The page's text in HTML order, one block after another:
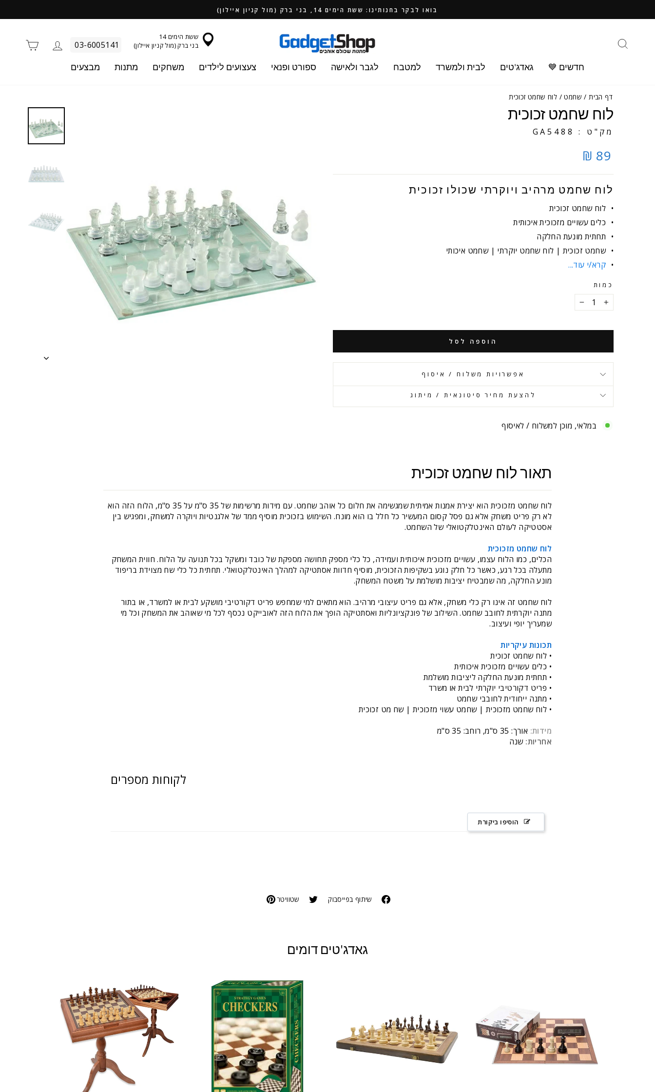
בואו לבקר בחנותינו: ששת הימים 14, בני ברק (מול קניון איילון)
ששת הימים 14
בני ברק (מול קניון איילון)
03-6005141 התחברות
חדשים 💙 גאדג'טים לבית ולמשרד למטבח לגבר ולאישה ספורט ופנאי צעצועים לילדים משחקים מתנות מבצעים
דף הבית/ שחמט / לוח שחמט זכוכית
לוח שחמט זכוכית
מק"ט : GA5488
89 ₪
לוח שחמט מרהיב ויוקרתי שכולו זכוכית
לוח שחמט זכוכית
כלים עשויים מזכוכית איכותית
תחתית מונעת החלקה
שחמט זכוכית | לוח שחמט יוקרתי | שחמט איכותי
קרא/י עוד...
כמות
− +
הוספה לסל
אפשרויות משלוח / איסוף
להצעת מחיר סיטונאית / מיתוג
במלאי, מוכן למשלוח / לאיסוף
תאור לוח שחמט זכוכית
לוח שחמט מזכוכית הוא יצירת אמנות אמיתית שמגשימה את חלום כל אוהב שחמט. עם מידות מרשימות של 35 ס"מ על 35 ס"מ, הלוח הזה הוא
לא רק פריט משחק אלא גם פסל קסום המעשיר כל חלל בו הוא מונח. השימוש בזכוכית מוסיף ממד של אלגנטיות ויוקרה למשחק, ומפגיש בין
אסטטיקה לעולם האינטלקטואלי של השחמט.
לוח שחמט מזכוכית
הכלים, כמו הלוח עצמו, עשויים מזכוכית איכותית ועמידה, כל כלי מספק תחושה מספקת של כובד ומשקל בכל תנועה על הלוח. חווית המשחק
מתעלה בכל רגע, כאשר כל חלק נוגע בשקיפות הזכוכית, מוסיף חדוות אסתטיקה למהלך האינטלקטואלי. תחתית כל כלי שח מצוידת בריפוד
מונע החלקה, מה שמבטיח יציבות מושלמת על משטח המשחק.
לוח שחמט זה אינו רק כלי משחק, אלא גם פריט עיצובי מרהיב. הוא מתאים למי שמחפש פריט דקורטיבי מושקע לבית או למשרד, או בתור
מתנה יוקרתית לחובב שחמט. השילוב של פונקציונליות ואסתטיקה הופך את הלוח הזה לאובייקט נכסף לכל מי שאוהב את המשחק וכל מי
שמעריך יופי ועיצוב.
תכונות עיקריות
• לוח שחמט זכוכית
• כלים עשויים מזכוכית איכותית
• תחתית מונעת החלקה ליציבות מושלמת
• פריט דקורטיבי יוקרתי לבית או משרד
• מתנה ייחודית לחובבי שחמט
• לוח שחמט מזכוכית | שחמט עשוי מזכוכית | שח מט זכוכית
מידות: אורך: 35 ס"מ, רוחב: 35 ס"מ
אחריות: שנה
לקוחות מספרים
הוסיפו ביקורת
שיתוף בפייסבוק שטוויטר
גאדג'טים דומים